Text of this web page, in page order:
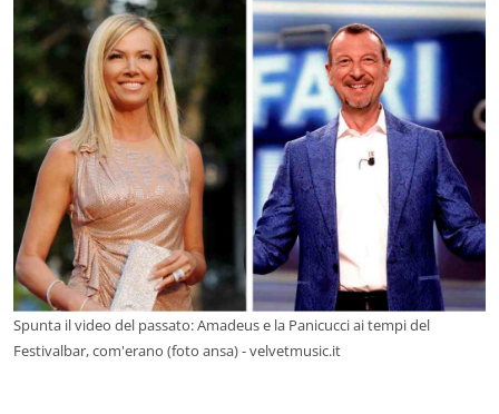
Spunta il video del passato: Amadeus e la Panicucci ai tempi del
Festivalbar, com'erano (foto ansa) - velvetmusic.it